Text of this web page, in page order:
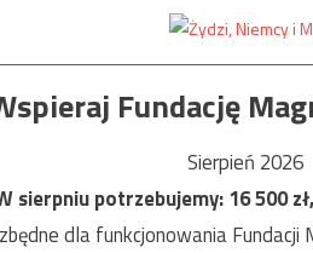
Fundację
Sierpień 2026
sierpniu potrzebujemy:16 500
dla funkcjonowania Fundacji